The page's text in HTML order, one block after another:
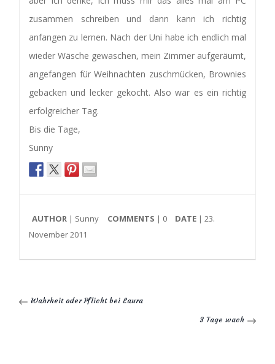
zusammen schreiben und dann kann ich richtig
anfangen zu lernen. Nach der Uni habe ich endlich mal
wieder Wäsche gewaschen, mein Zimmer aufgeräumt,
angefangen für Weihnachten zuschmücken, Brownies
gebacken und lecker gekocht. Also war es ein richtig
erfolgreicher Tag.
Bis die Tage,
Sunny
AUTHOR | Sunny COMMENTS | 0 DATE | 23.
November 2011
Wahrheit oder Pflicht bei Laura
3 Tage wach